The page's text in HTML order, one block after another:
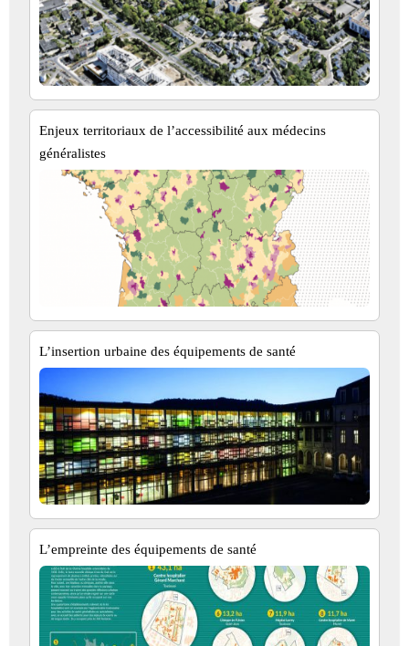
Enjeux territoriaux de l’accessibilité aux médecins
généralistes
L’insertion urbaine des équipements de santé
L’empreinte des équipements de santé